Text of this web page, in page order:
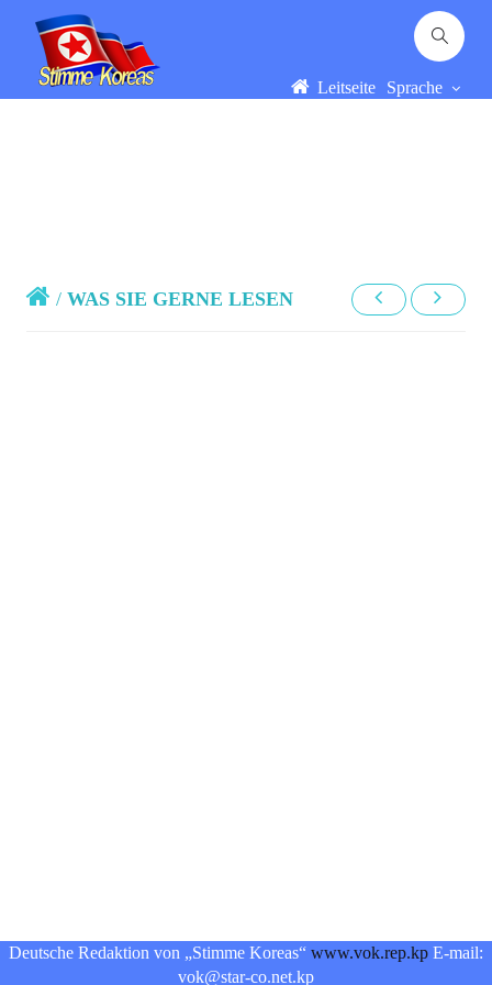
Leitseite Sprache
/WAS SIE GERNE LESEN
Deutsche Redaktion von „Stimme Koreas“ www.vok.rep.kp E-mail:
vok@star-co.net.kp